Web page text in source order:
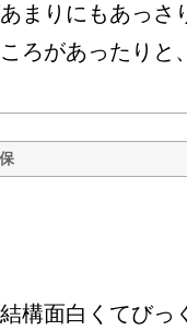
まりにもあっさ
ろがあったりと
構面白くてびっ